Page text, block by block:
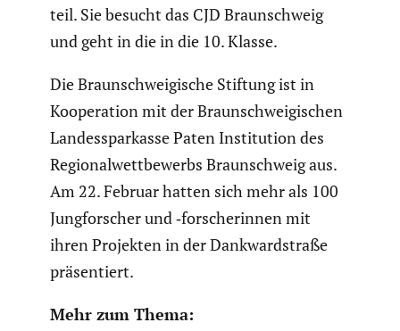
teil. Sie besucht das CJD Braun­schweig
und geht in die in die 10. Klasse.
Die Braun­schwei­gi­sche Stiftung ist in
Koope­ra­tion mit der Braun­schwei­gi­schen
Landes­spar­kasse Paten Insti­tu­tion des
Regio­nal­wett­be­werbs Braun­schweig aus.
Am 22. Februar hatten sich mehr als 100
Jungfor­scher und ‑forsche­rinnen mit
ihren Projekten in der Dankward­straße
präsen­tiert.
Mehr zum Thema: